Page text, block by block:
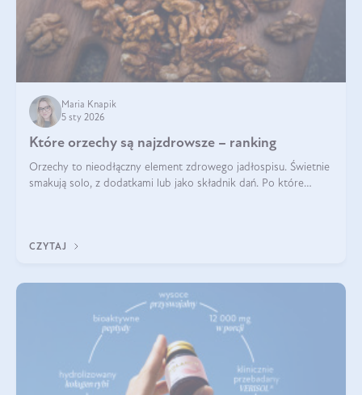
Maria Knapik
5 sty 2026
Które orzechy są najzdrowsze – ranking
Orzechy to nieodłączny element zdrowego jadłospisu. Świetnie
smakują solo, z dodatkami lub jako składnik dań. Po które
CZYTAJ